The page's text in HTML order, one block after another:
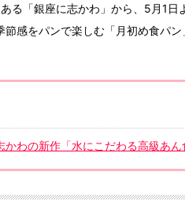
る「銀座に志かわ」から、5月1日
感をパンで楽しむ「月初め食パ
わの新作「水にこだわる高級あん